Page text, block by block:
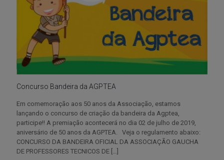
Concurso Bandeira da AGPTEA
Em comemoração aos 50 anos da Associação, estamos
lançando o concurso de criação da bandeira da Agptea,
participe!! A premiação acontecerá no dia 02 de julho de 2019,
aniversário de 50 anos da AGPTEA. Veja o regulamento abaixo:
CONCURSO DA BANDEIRA OFICIAL DA ASSOCIAÇÃO GAUCHA
DE PROFESSORES TECNICOS DE […]